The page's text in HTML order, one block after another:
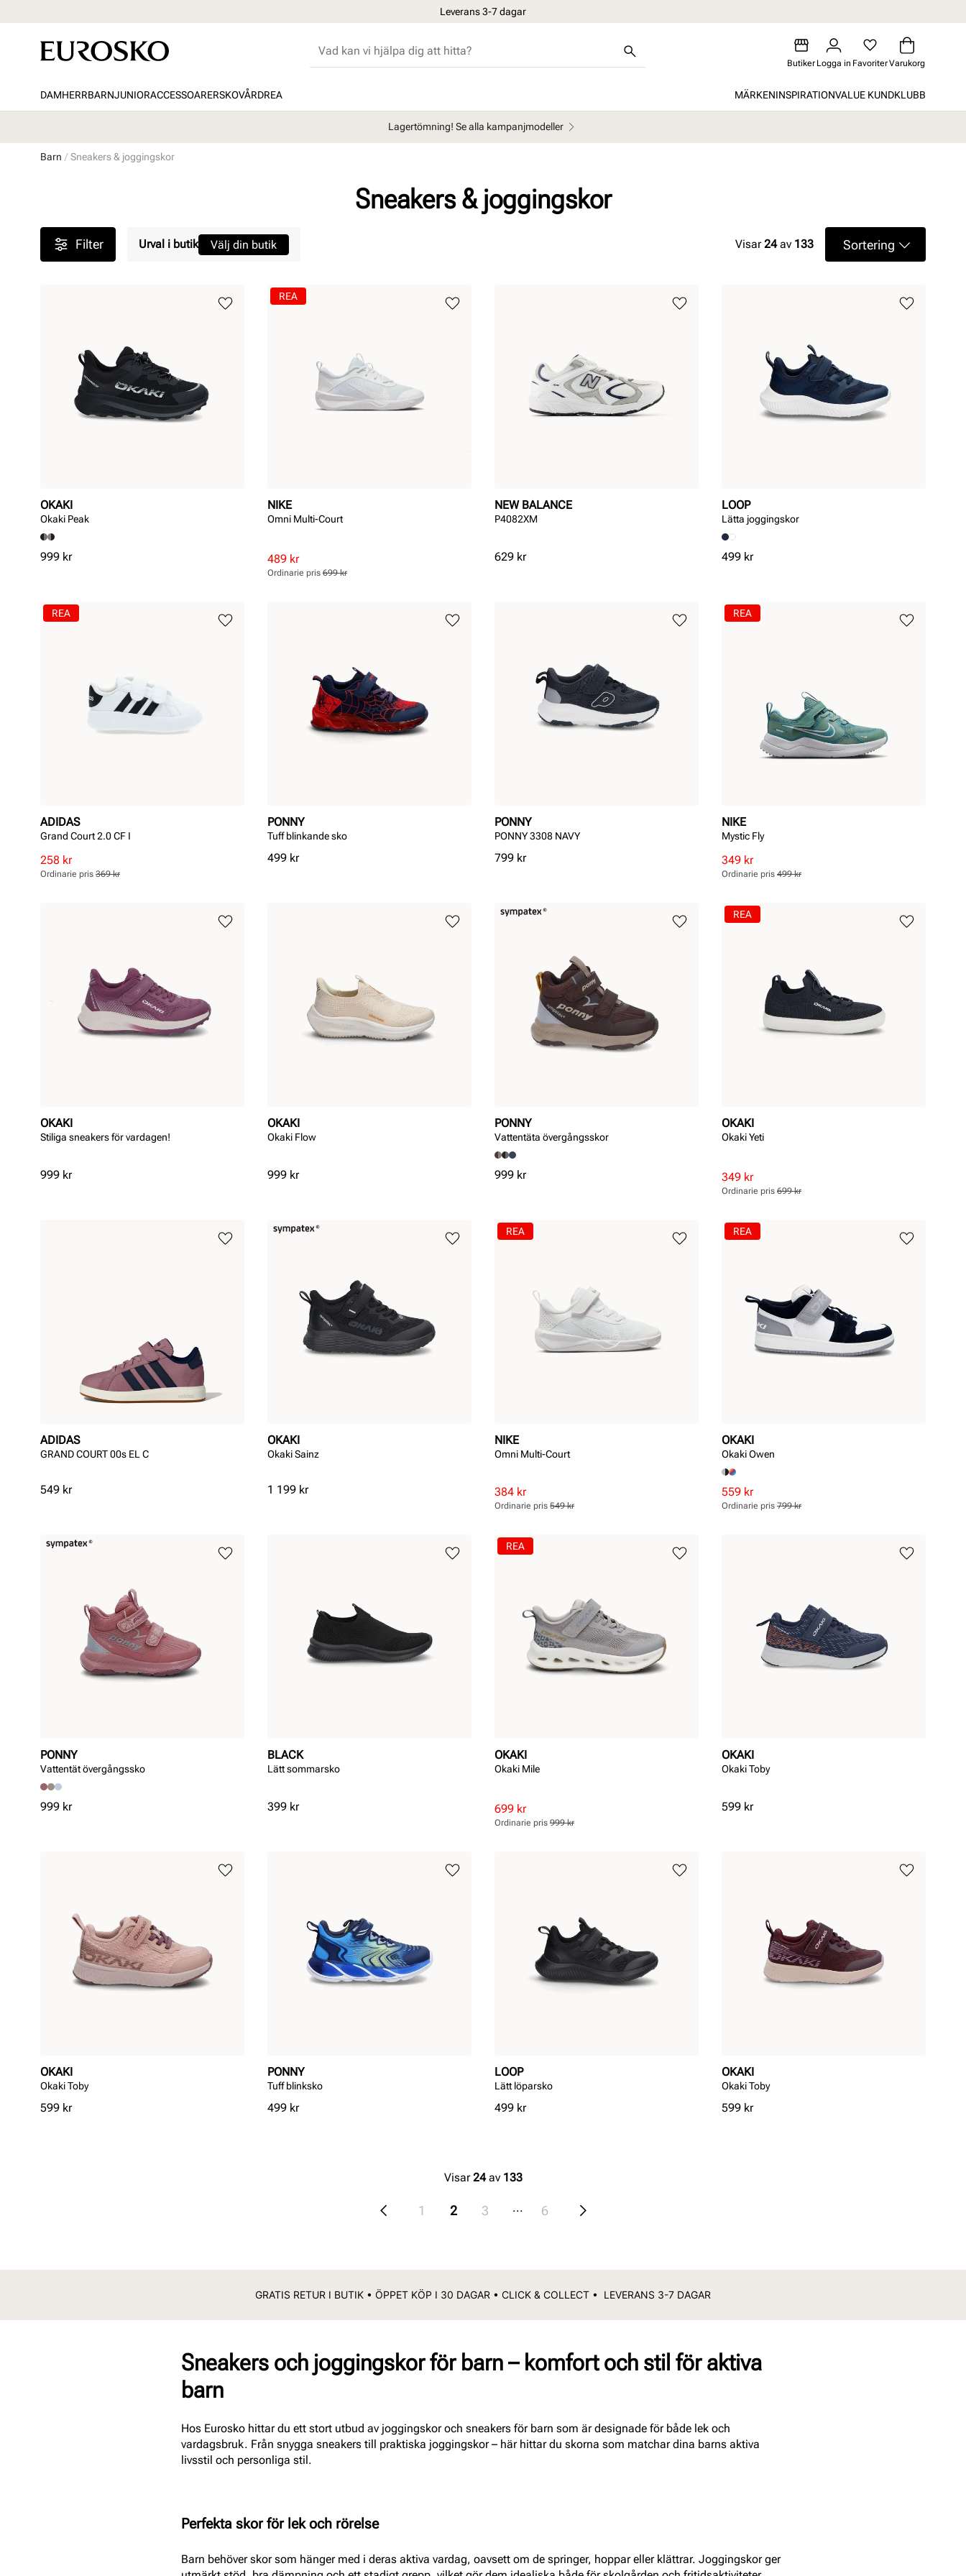
Leverans 3-7 dagar
Butiker Logga in FavoriterVarukorg
DAMHERRBARNJUNIORACCESSOARERSKOVÅRDREA MÄRKENINSPIRATIONVALUE KUNDKLUBB
Lagertömning! Se alla kampanjmodeller
Barn Sneakers & joggingskor
Sneakers & joggingskor
Filter Urval i butik Välj din butik Visar24av 133 Sortering
OKAKI
Okaki Peak
Pris
999 kr
NIKE
Omni Multi-Court
Rabatterat
pris
489 kr
Ordinarie
pris
Ordinarie pris 699 kr
REA
NEW BALANCE
P4082XM
Pris
629 kr
LOOP
Lätta joggingskor
Pris
499 kr
ADIDAS
Grand Court 2.0 CF I
Rabatterat
pris
258 kr
Ordinarie
pris
Ordinarie pris 369 kr
REA
PONNY
Tuff blinkande sko
Pris
499 kr
PONNY
PONNY 3308 NAVY
Pris
799 kr
NIKE
Mystic Fly
Rabatterat
pris
349 kr
Ordinarie
pris
Ordinarie pris 499 kr
REA
OKAKI
Stiliga sneakers för vardagen!
Pris
999 kr
OKAKI
Okaki Flow
Pris
999 kr
PONNY
Vattentäta övergångsskor
Pris
999 kr
OKAKI
Okaki Yeti
Rabatterat
pris
349 kr
Ordinarie
pris
Ordinarie pris 699 kr
REA
ADIDAS
GRAND COURT 00s EL C
Pris
549 kr
OKAKI
Okaki Sainz
Pris
1 199 kr
NIKE
Omni Multi-Court
Rabatterat
pris
384 kr
Ordinarie
pris
Ordinarie pris 549 kr
REA
OKAKI
Okaki Owen
Rabatterat
pris
559 kr
Ordinarie
pris
Ordinarie pris 799 kr
REA
PONNY
Vattentät övergångssko
Pris
999 kr
BLACK
Lätt sommarsko
Pris
399 kr
OKAKI
Okaki Mile
Rabatterat
pris
699 kr
Ordinarie
pris
Ordinarie pris 999 kr
REA
OKAKI
Okaki Toby
Pris
599 kr
OKAKI
Okaki Toby
Pris
599 kr
PONNY
Tuff blinksko
Pris
499 kr
LOOP
Lätt löparsko
Pris
499 kr
OKAKI
Okaki Toby
Pris
599 kr
Visar24av 133
1 2 3 ... 6
GRATIS RETUR I BUTIK • ÖPPET KÖP I 30 DAGAR • CLICK & COLLECT • LEVERANS 3-7 DAGAR
Sneakers och joggingskor för barn – komfort och stil för aktiva
barn
Hos Eurosko hittar du ett stort utbud av joggingskor och sneakers för barn som är designade för både lek och
vardagsbruk. Från snygga sneakers till praktiska joggingskor – här hittar du skorna som matchar dina barns aktiva
livsstil och personliga stil.
Perfekta skor för lek och rörelse
Barn behöver skor som hänger med i deras aktiva vardag, oavsett om de springer, hoppar eller klättrar. Joggingskor ger